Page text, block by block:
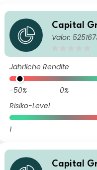
Capital
rate Bond
Valor:
Jährliche Rendite
-50% 0%
Risiko-Level
1
Capital